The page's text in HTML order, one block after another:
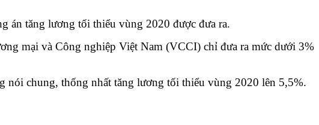
án tăng lương tối thiểu vùng 2020 được đưa ra.
mại và Công nghiệp Việt Nam (VCCI) chỉ đưa ra mức dưới 3%
nói chung, thống nhất tăng lương tối thiểu vùng 2020 lên 5,5%.